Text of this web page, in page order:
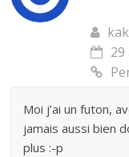
29
Moi j’ai un futon,
jamais aussi bien
plus :-p